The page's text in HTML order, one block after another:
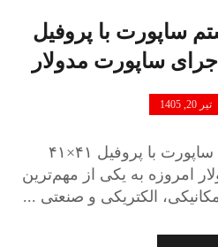
ساپورت با پروفیل
تیر 20, 1405
روش مونتاژ سیستم ساپورت با پروفیل ۴۱×۴۱
امروزه به یکی از مهم‌ترین
الکتریکی و صنعتی ...